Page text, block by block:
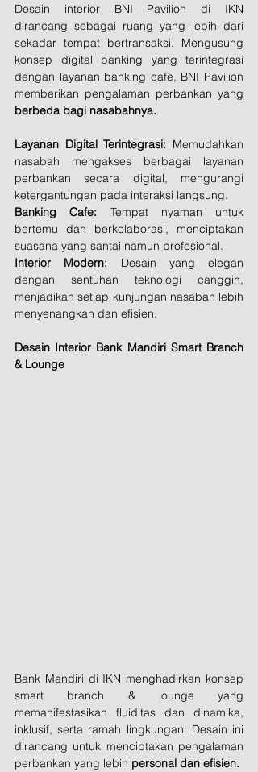
Desain interior BNI Pavilion di IKN
dirancang sebagai ruang yang lebih dari
sekadar tempat bertransaksi. Mengusung
konsep digital banking yang terintegrasi
dengan layanan banking cafe, BNI Pavilion
berbeda bagi nasabahnya.
Layanan Digital Terintegrasi: Memudahkan
nasabah mengakses berbagai layanan
perbankan secara digital, mengurangi
ketergantungan pada interaksi langsung.
Banking Cafe: Tempat nyaman untuk
bertemu dan berkolaborasi, menciptakan
suasana yang santai namun profesional.
Interior Modern: Desain yang elegan
dengan sentuhan teknologi canggih,
menjadikan setiap kunjungan nasabah lebih
menyenangkan dan efisien.
Desain Interior Bank Mandiri Smart Branch
& Lounge
Bank Mandiri di IKN menghadirkan konsep
smart branch & lounge yang
memanifestasikan fluiditas dan dinamika,
inklusif, serta ramah lingkungan. Desain ini
dirancang untuk menciptakan pengalaman
perbankan yang lebih personal dan efisien.